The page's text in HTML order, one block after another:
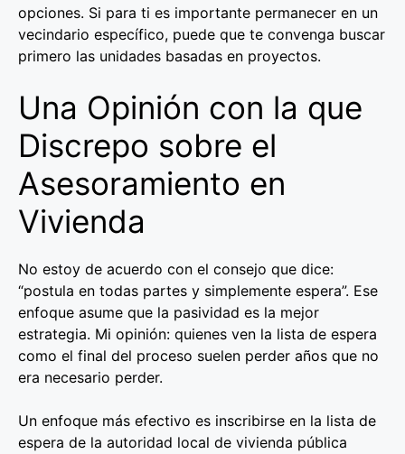
opciones. Si para ti es importante permanecer en un
vecindario específico, puede que te convenga buscar
primero las unidades basadas en proyectos.
Una Opinión con la que
Discrepo sobre el
Asesoramiento en
Vivienda
No estoy de acuerdo con el consejo que dice:
“postula en todas partes y simplemente espera”. Ese
enfoque asume que la pasividad es la mejor
estrategia. Mi opinión: quienes ven la lista de espera
como el final del proceso suelen perder años que no
era necesario perder.
Un enfoque más efectivo es inscribirse en la lista de
espera de la autoridad local de vivienda pública